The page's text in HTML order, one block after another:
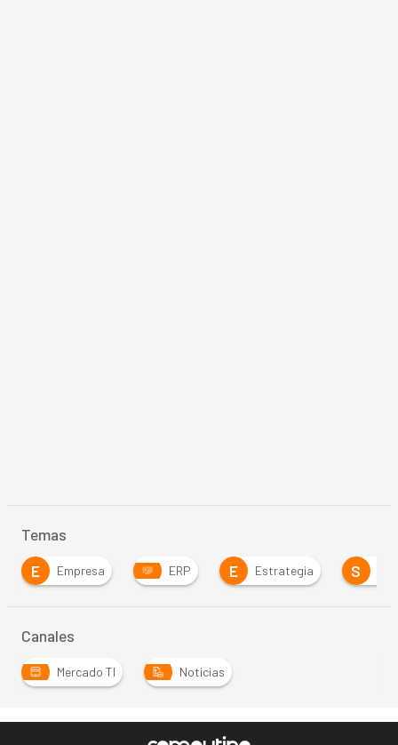
Temas
E
Empresa ERP E Estrategia S
Canales
Mercado TI Noticias